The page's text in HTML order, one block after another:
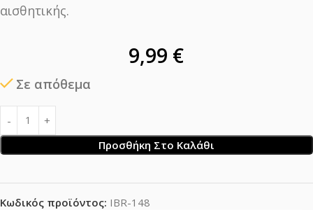
αισθητικής.
9,99 €
Σε απόθεμα
Προσθήκη Στο Καλάθι
Κωδικός προϊόντος: IBR-148